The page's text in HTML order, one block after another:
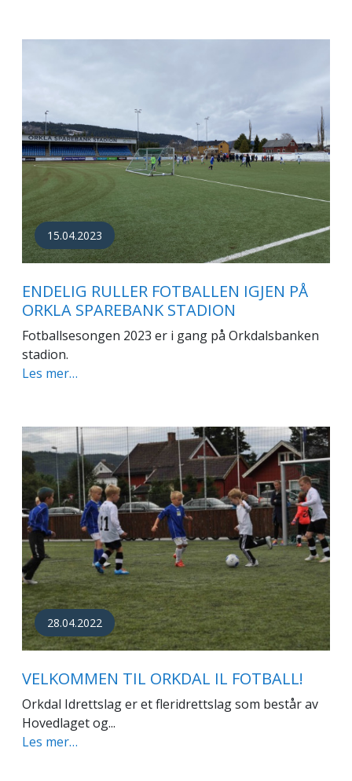
15.04.2023
ENDELIG RULLER FOTBALLEN IGJEN PÅ
ORKLA SPAREBANK STADION
Fotballsesongen 2023 er i gang på Orkdalsbanken
stadion.
Les mer…
28.04.2022
VELKOMMEN TIL ORKDAL IL FOTBALL!
Orkdal Idrettslag er et fleridrettslag som består av
Hovedlaget og...
Les mer…